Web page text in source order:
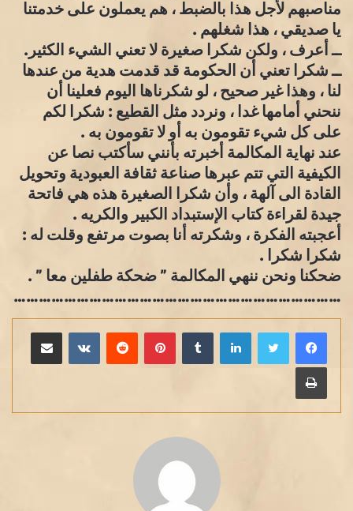
مناصبهم لأجل هذا بالضبط ، هم يعملون على خدمتنا
يا صديقي ، هذا شغلهم .
ــ أعرف ، ولكن شكرا صغيرة لا تعني الشيء الكثير.
ــ شكرا تعني أن الحكومة قد قدمت هدية من عندها
لنا ، وهذا غير صحيح ، لو شكرناها اليوم فعلينا أن
ننحني أمامها غدا ، ونردد مثل القطيع : شكرا لكم
على كل شيء تقومون به أو لا تقومون به .
عند نهاية المكالمة أخبرته بأنني سأكتب نصا عن
الكيفية التي تتم عبرها صناعة ثقافة العبودية وتحويل
القادة الى آلهة ، وأن شكرا الصغيرة هذه هي فاتحة
جيدة لقراءة كتاب الإستبداد الكبير والكريه .
أعجبته الفكرة ، وشكرته أنا بصوت مرتفع وقلت له :
شكرا شكرا .
ضحكنا ونحن ننهي المكالمة ” ضحكة طفلين معا ” .
……………………………………………………………………
لينكدإن بينتيريست مشاركة عبر البريد
طباعة